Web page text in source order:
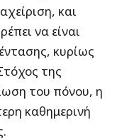
και
να είναι
κυρίως
της
του πόνου, η
καθημερινή